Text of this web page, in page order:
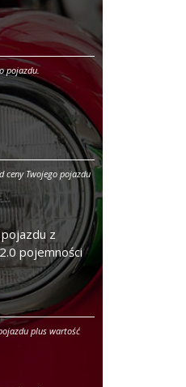
pojazdu.
ceny Twojego pojazdu
z
pojemności
plus wartość